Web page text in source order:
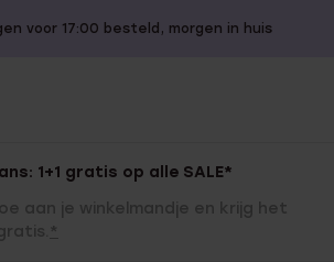
voor 17:00 besteld, morgen in huis
1+1 gratis op alle SALE*
aan je winkelmandje en krijg het
*